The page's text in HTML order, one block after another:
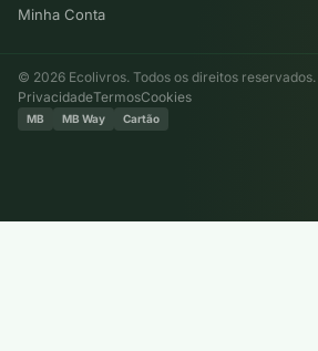
Minha Conta
© 2026 Ecolivros. Todos os direitos reservados.
PrivacidadeTermosCookies
MB MB Way Cartão